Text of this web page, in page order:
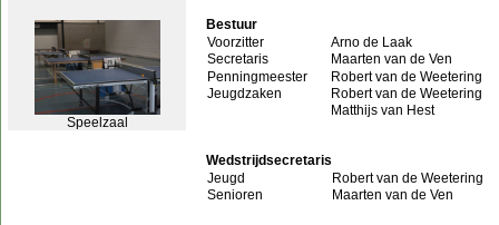
Speelzaal
Bestuur
Voorzitter
Arno de Laak
Secretaris
Maarten van de Ven
Penningmeester
Robert van de Weetering
Jeugdzaken
Robert van de Weetering
Matthijs van Hest
Wedstrijdsecretaris
Jeugd
Robert van de Weetering
Senioren
Maarten van de Ven